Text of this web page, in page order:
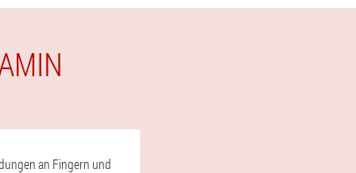
an Fingern und